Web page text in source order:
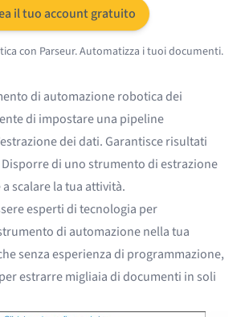
il tuo account gratuito
con Parseur. Automatizza i tuoi documenti.
di automazione robotica dei
di impostare una pipeline
dei dati. Garantisce risultati
di uno strumento di estrazione
scalare la tua attività.
esperti di tecnologia per
di automazionenella tua
senza esperienza di programmazione,
estrarre migliaia di documenti in soli